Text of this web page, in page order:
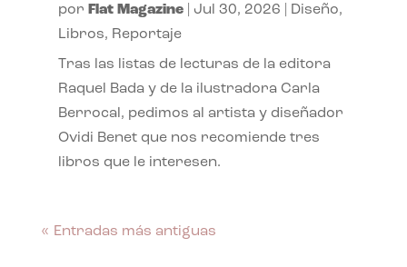
por Flat Magazine| Jul 30, 2026 Diseño,
Libros, Reportaje
Tras las listas de lecturas de la editora
Raquel Bada y de la ilustradora Carla
Berrocal, pedimos al artista y diseñador
Ovidi Benet que nos recomiende tres
libros que le interesen.
« Entradas más antiguas